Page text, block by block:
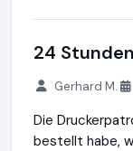
24
Gerhard M.
Die
bestellt habe,